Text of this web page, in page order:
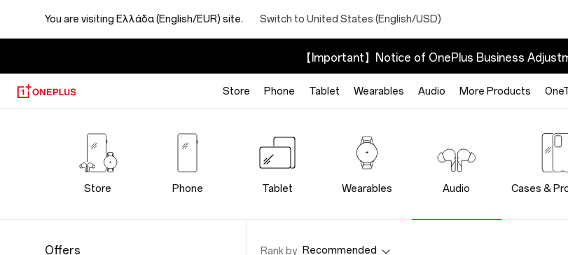
You are visiting Ελλάδα (English/EUR) site. Switch to United States (English/USD)
【Important】Notice of OnePlus Business
Store Phone Tablet Wearables Audio More Products
OnePlus
Store Phone Tablet Wearables Audio Cases &
Offers Rank by Recommended